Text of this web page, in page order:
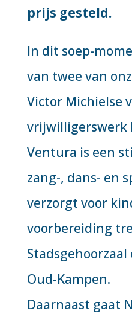
prijs gesteld.
In dit soep-
van twee van
Victor Michielse
vrijwilligerswerk
Ventura is een
zang-, dans- en
verzorgt voor
voorbereiding
Oud-Kampen.
Daarnaast gaat